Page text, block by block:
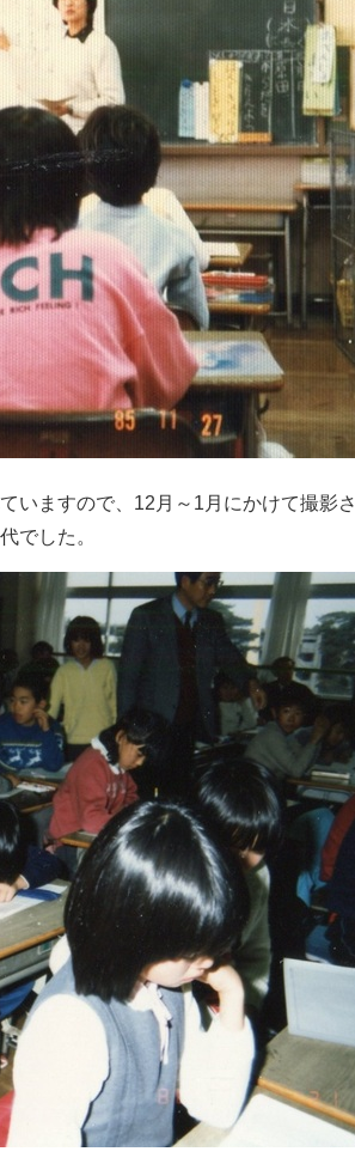
いますので、12月～1月にかけて撮影さ
でした。